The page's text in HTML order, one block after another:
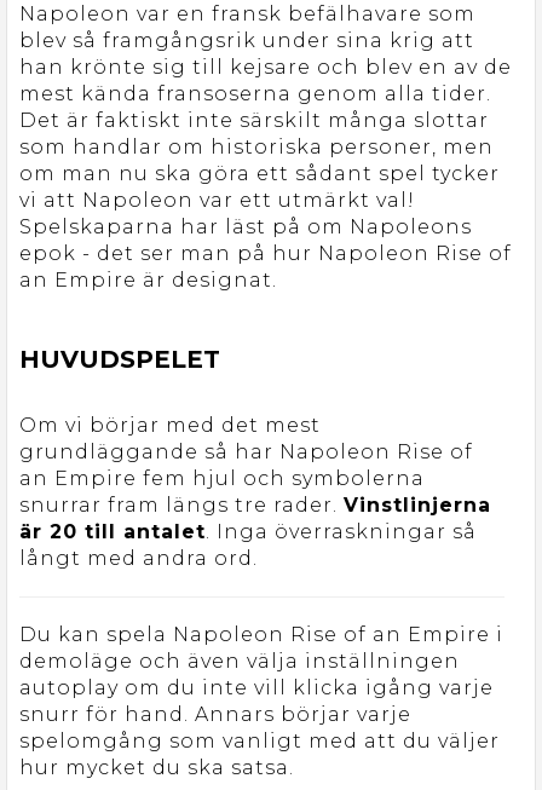
Napoleon var en fransk befälhavare som
blev så framgångsrik under sina krig att
han krönte sig till kejsare och blev en av de
mest kända fransoserna genom alla tider.
Det är faktiskt inte särskilt många slottar
som handlar om historiska personer, men
om man nu ska göra ett sådant spel tycker
vi att Napoleon var ett utmärkt val!
Spelskaparna har läst på om Napoleons
epok - det ser man på hur Napoleon Rise of
an Empire är designat.
HUVUDSPELET
Om vi börjar med det mest
grundläggande så har Napoleon Rise of
an Empire fem hjul och symbolerna
snurrar fram längs tre rader. Vinstlinjerna
är 20 till antalet. Inga överraskningar så
långt med andra ord.
Du kan spela Napoleon Rise of an Empire i
demoläge och även välja inställningen
autoplay om du inte vill klicka igång varje
snurr för hand. Annars börjar varje
spelomgång som vanligt med att du väljer
hur mycket du ska satsa.